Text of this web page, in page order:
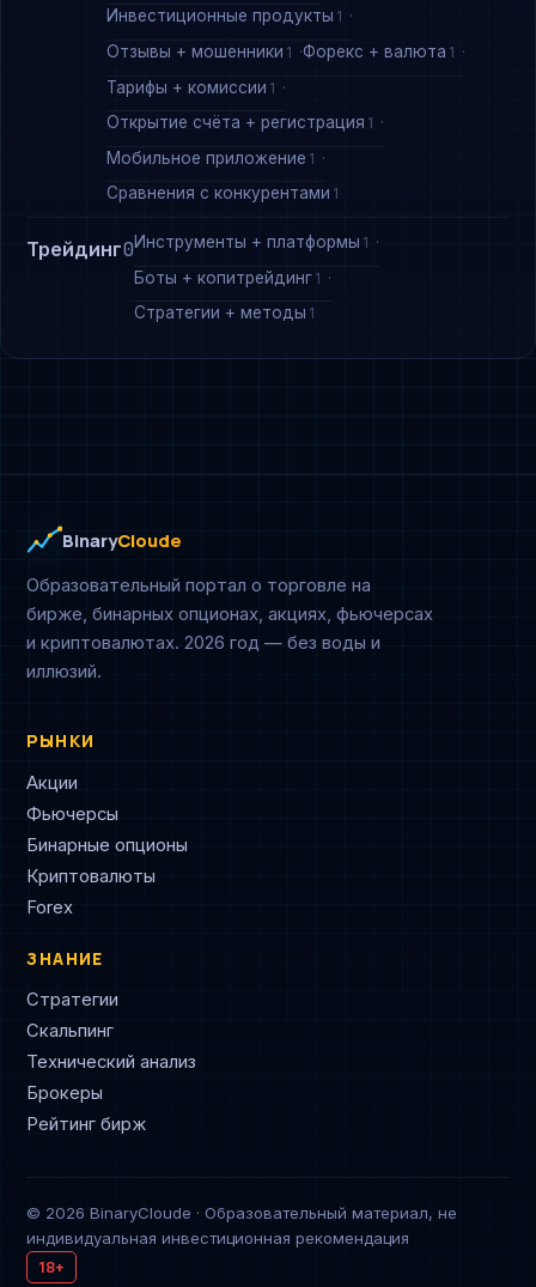
Инвестиционные продукты 1
Отзывы + мошенники 1 Форекс + валюта 1
Тарифы + комиссии 1
Открытие счёта + регистрация 1
Мобильное приложение 1
Сравнения с конкурентами 1
Трейдинг0Инструменты + платформы 1
Боты + копитрейдинг 1
Стратегии + методы 1
BinaryCloude
Образовательный портал о торговле на
бирже, бинарных опционах, акциях, фьючерсах
и криптовалютах. 2026 год — без воды и
иллюзий.
РЫНКИ
Акции
Фьючерсы
Бинарные опционы
Криптовалюты
Forex
ЗНАНИЕ
Стратегии
Скальпинг
Технический анализ
Брокеры
Рейтинг бирж
© 2026 BinaryCloude · Образовательный материал, не
индивидуальная инвестиционная рекомендация
18+